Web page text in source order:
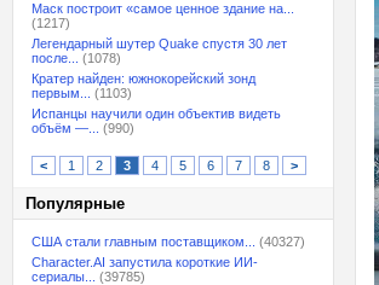
Маск построит «самое ценное здание на...
(1217)
Легендарный шутер Quake спустя 30 лет
после...
(1078)
Кратер найден: южнокорейский зонд
первым...
(1103)
Испанцы научили один объектив видеть
объём —...
(990)
< 1 2 3 4 5 6 7 8 >
Популярные
США стали главным поставщиком...
(40327)
Character.AI запустила короткие ИИ-
сериалы...
(39785)